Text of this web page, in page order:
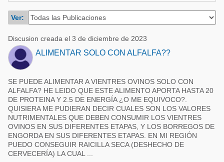
Acuacultura
Micotoxinas
Avicultura
Porcicultura
Lechería
Balanceados - Piensos
Comunidades en portugués
Avicultura
Porcicultura
Ganadería
Lechería
Ver:
Discusion creada el 3 de diciembre de 2023
ALIMENTAR SOLO CON ALFALFA??
SE PUEDE ALIMENTAR A VIENTRES OVINOS SOLO CON
ALFALFA? HE LEIDO QUE ESTE ALIMENTO APORTA HASTA 20
DE PROTEINA Y 2.5 DE ENERGÍA ¿O ME EQUIVOCO?.
QUISIERA ME PUDIERAN DECIR CUALES SON LOS VALORES
NUTRIMENTALES QUE DEBEN CONSUMIR LOS VIENTRES
OVINOS EN SUS DIFERENTES ETAPAS, Y LOS BORREGOS DE
ENGORDA EN SUS DIFERENTES ETAPAS. EN MI REGIÓN
PUEDO CONSEGUIR RAICILLA SECA (DESHECHO DE
CERVECERÍA) LA CUAL ...